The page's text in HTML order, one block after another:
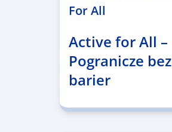
For All
Active for All –
Pogranicze bez
barier